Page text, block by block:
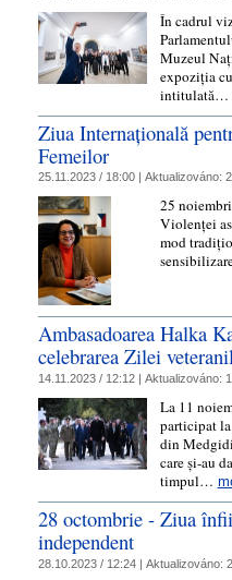
În cadrul
Muzeul
expoziția
intitulată…
Ziua Internațională
Femeilor
25.11.2023 / 18:00 | Aktualizováno:
25
Violenței
mod
Ambasadoarea Halka
celebrarea Zilei
14.11.2023 / 12:12 | Aktualizováno:
La 11
participat
din
care și-au
timpul…
28 octombrie - Ziua
independent
28.10.2023 / 12:24 | Aktualizováno: